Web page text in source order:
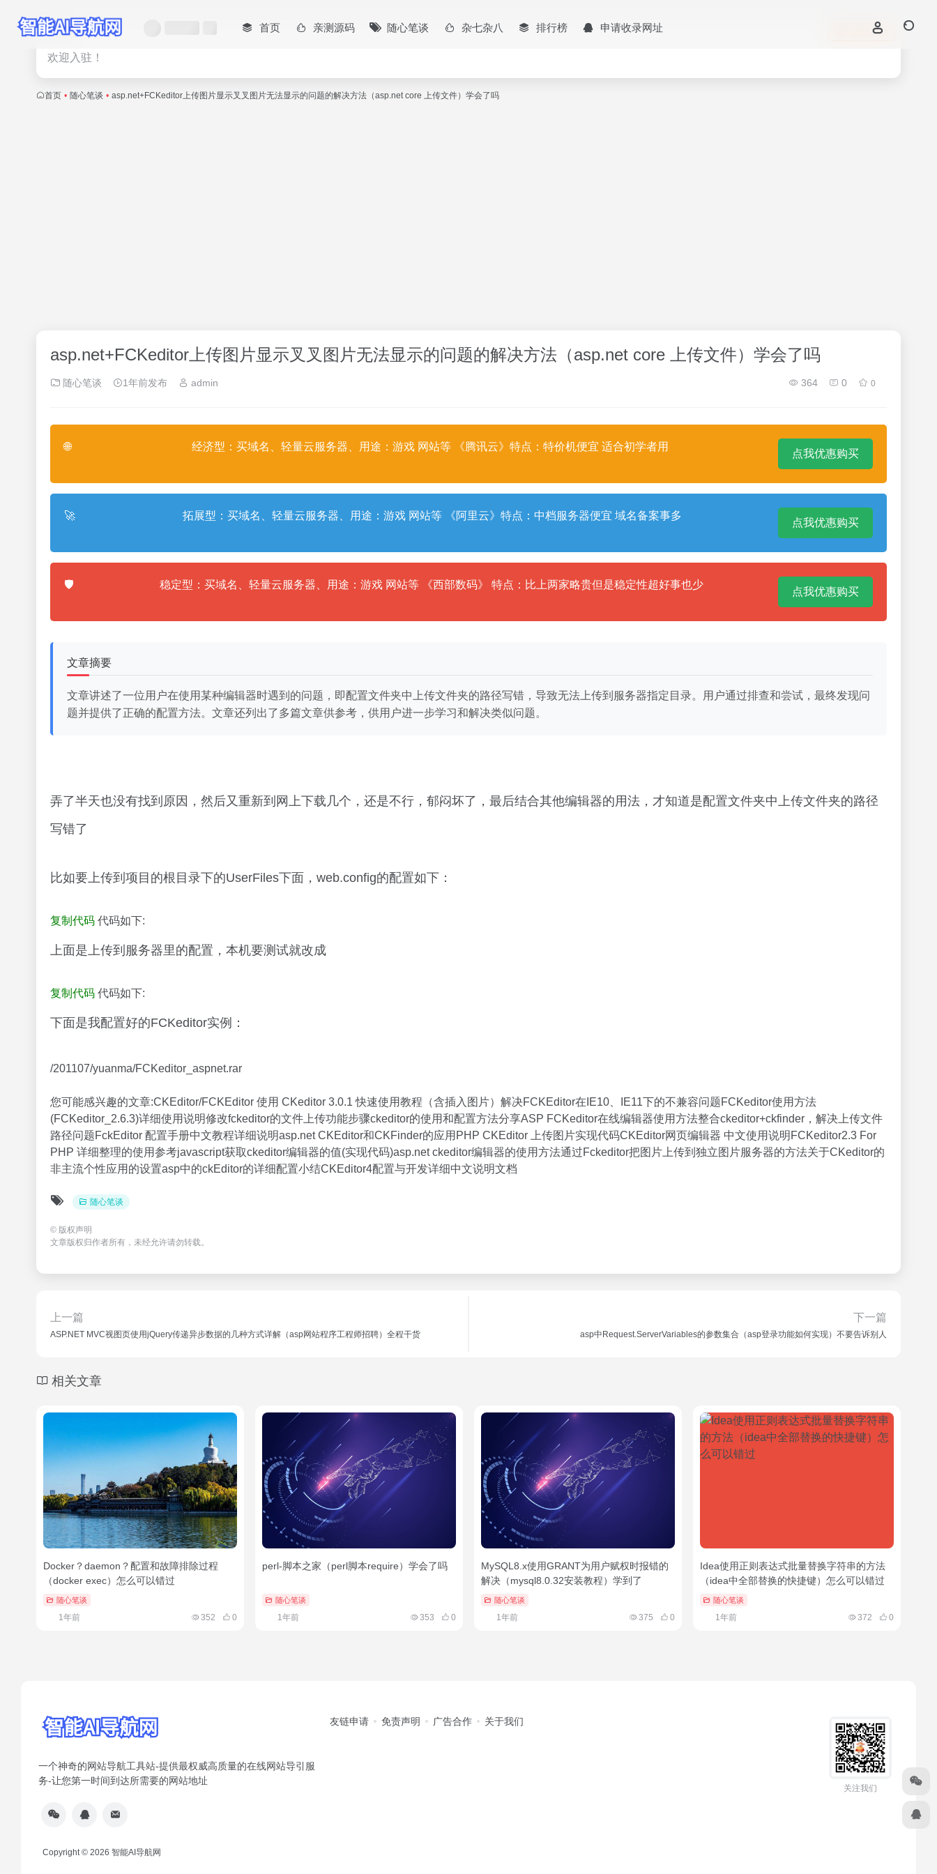
首页 亲测源码 随心笔谈 杂七杂八 排行榜 申请收录网址
热门 立即入驻
欢迎入驻！
首页 • 随心笔谈 • asp.net+FCKeditor上传图片显示叉叉图片无法显示的问题的解决方法（asp.net core 上传文件）学会了吗
asp.net+FCKeditor上传图片显示叉叉图片无法显示的问题的解决方法（asp.net core 上传文件）学会了吗
随心笔谈 1年前发布 admin 364 0 0
🌐 经济型：买域名、轻量云服务器、用途：游戏 网站等 《腾讯云》特点：特价机便宜 适合初学者用
点我优惠购买
🚀 拓展型：买域名、轻量云服务器、用途：游戏 网站等 《阿里云》特点：中档服务器便宜 域名备案事多
点我优惠购买
🛡️ 稳定型：买域名、轻量云服务器、用途：游戏 网站等 《西部数码》 特点：比上两家略贵但是稳定性超好事也少
点我优惠购买
文章摘要
文章讲述了一位用户在使用某种编辑器时遇到的问题，即配置文件夹中上传文件夹的路径写错，导致无法上传到服务器指定目录。用户通过排查和尝试，最终发现问
题并提供了正确的配置方法。文章还列出了多篇文章供参考，供用户进一步学习和解决类似问题。
弄了半天也没有找到原因，然后又重新到网上下载几个，还是不行，郁闷坏了，最后结合其他编辑器的用法，才知道是配置文件夹中上传文件夹的路径
写错了
比如要上传到项目的根目录下的UserFiles下面，web.config的配置如下：
复制代码 代码如下:
上面是上传到服务器里的配置，本机要测试就改成
复制代码 代码如下:
下面是我配置好的FCKeditor实例：
/201107/yuanma/FCKeditor_aspnet.rar
您可能感兴趣的文章:CKEditor/FCKEditor 使用 CKeditor 3.0.1 快速使用教程（含插入图片）解决FCKEditor在IE10、IE11下的不兼容问题FCKeditor使用方法
(FCKeditor_2.6.3)详细使用说明修改fckeditor的文件上传功能步骤ckeditor的使用和配置方法分享ASP FCKeditor在线编辑器使用方法整合ckeditor+ckfinder，解决上传文件
路径问题FckEditor 配置手册中文教程详细说明asp.net CKEditor和CKFinder的应用PHP CKEditor 上传图片实现代码CKEditor网页编辑器 中文使用说明FCKeditor2.3 For
PHP 详细整理的使用参考javascript获取ckeditor编辑器的值(实现代码)asp.net ckeditor编辑器的使用方法通过Fckeditor把图片上传到独立图片服务器的方法关于CKeditor的
非主流个性应用的设置asp中的ckEditor的详细配置小结CKEditor4配置与开发详细中文说明文档
随心笔谈
© 版权声明
文章版权归作者所有，未经允许请勿转载。
上一篇
ASP.NET MVC视图页使用jQuery传递异步数据的几种方式详解（asp网站程序工程师招聘）全程干货
下一篇
asp中Request.ServerVariables的参数集合（asp登录功能如何实现）不要告诉别人
相关文章
Docker？daemon？配置和故障排除过程
（docker exec）怎么可以错过
随心笔谈
1年前 352 0
perl-脚本之家（perl脚本require）学会了吗
随心笔谈
1年前 353 0
MySQL8.x使用GRANT为用户赋权时报错的
解决（mysql8.0.32安装教程）学到了
随心笔谈
1年前 375 0
Idea使用正则表达式批量替换字符串的方法
（idea中全部替换的快捷键）怎么可以错过
随心笔谈
1年前 372 0
一个神奇的网站导航工具站-提供最权威高质量的在线网站导引服
务-让您第一时间到达所需要的网站地址
友链申请 免责声明 广告合作 关于我们
关注我们
Copyright © 2026 智能AI导航网